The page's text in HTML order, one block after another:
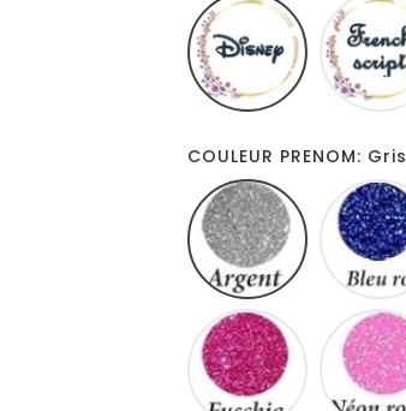
COULEUR PRENOM: Gris
Fuschia